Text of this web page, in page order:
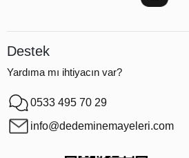
Destek
Yardıma mı ihtiyacın var?
0533 495 70 29
info@dedeminemayeleri.com